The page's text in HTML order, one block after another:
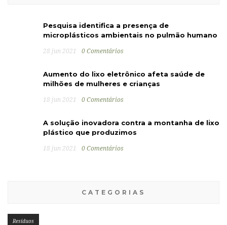
Pesquisa identifica a presença de
microplásticos ambientais no pulmão humano
28 jun 2021 0 Comentários
Aumento do lixo eletrônico afeta saúde de
milhões de mulheres e crianças
18 jun 2021 0 Comentários
A solução inovadora contra a montanha de lixo
plástico que produzimos
18 jun 2021 0 Comentários
CATEGORIAS
Resíduos